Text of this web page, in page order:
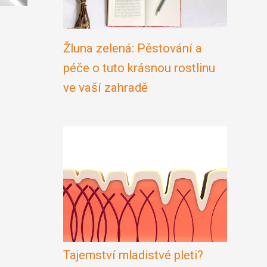
Žluna zelená: Pěstování a
péče o tuto krásnou rostlinu
ve vaší zahradě
Tajemství mladistvé pleti?